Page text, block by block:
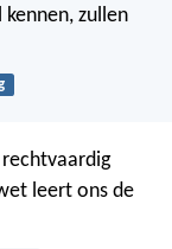
zullen
leert ons de